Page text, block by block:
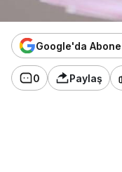
Google'da
0 Paylaş